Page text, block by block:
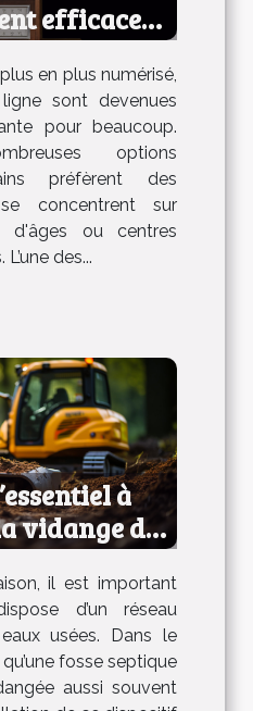
efficace
?
en plus numérisé,
sont devenues
pour beaucoup.
options
préfèrent des
concentrent sur
d'âges ou centres
des...
à
vidange de
?
il est important
d’un réseau
usées. Dans le
fosse septique
aussi souvent